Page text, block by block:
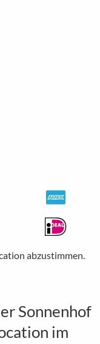
abzustimmen.
Sonnenhof
im